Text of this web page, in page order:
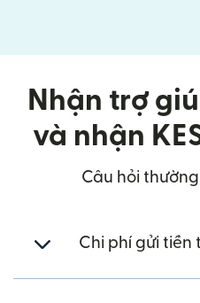
Nhận trợ
và nhận
Câu hỏi
Chi phí gửi tiền